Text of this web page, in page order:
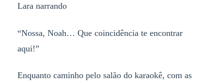
Lara narrando
“Nossa, Noah… Que coincidência te encontrar
aqui!”
Enquanto caminho pelo salão do karaokê, com as